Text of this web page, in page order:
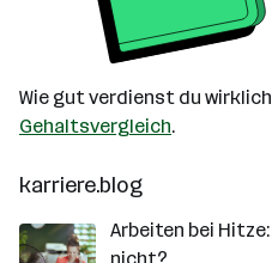
Wie gut verdienst du
Gehaltsvergleich.
karriere.blog
Arbeiten bei